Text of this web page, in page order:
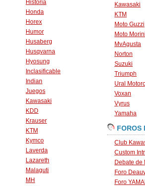
Historia
Honda
Horex
Humor
Husaberg
Husqvarna
Hyosung
Inclasificable
Indian
Juegos
Kawasaki
KDD
Krauser
KTM
Kymco
Laverda
Lazareth
Malaguti
MH
Kawasaki
KTM
Moto Guzzi
Moto Morini
MvAgusta
Norton
Suzuki
Triumph
Ural
Voxan
Vyrus
Yamaha
FOROS
Club
Custom
Debate de
Foro
Foro